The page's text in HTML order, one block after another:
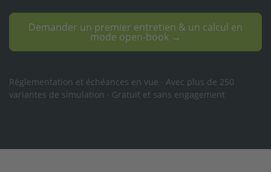
Demander un premier entretien & un calcul en
mode open-book →
Réglementation et échéances en vue · Avec plus de 250
variantes de simulation · Gratuit et sans engagement